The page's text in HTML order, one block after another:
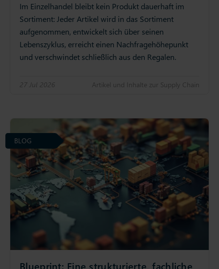
Im Einzelhandel bleibt kein Produkt dauerhaft im
Sortiment: Jeder Artikel wird in das Sortiment
aufgenommen, entwickelt sich über seinen
Lebenszyklus, erreicht einen Nachfragehöhepunkt
und verschwindet schließlich aus den Regalen.
27 Jul 2026 Artikel und Inhalte zur Supply Chain
Blueprint: Eine strukturierte, fachliche
BLOG